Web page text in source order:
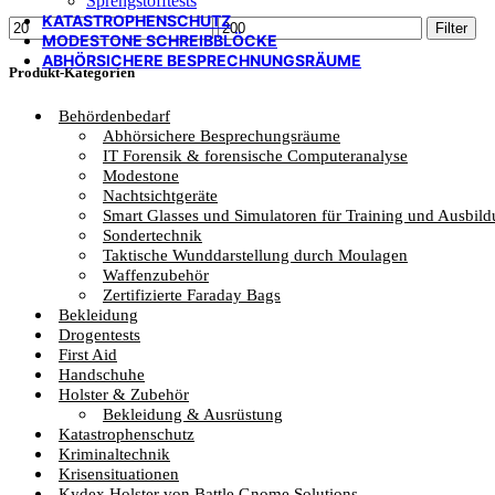
KATASTROPHENSCHUTZ
MODESTONE SCHREIBBLÖCKE
ABHÖRSICHERE BESPRECHNUNGSRÄUME
Min.
Preis
Max.
Preis
Filter
Produkt-Kategorien
Behördenbedarf
Abhörsichere Besprechungsräume
IT Forensik & forensische Computeranalyse
Modestone
Nachtsichtgeräte
Smart Glasses und Simulatoren für Training und
Sondertechnik
Taktische Wunddarstellung durch Moulagen
Waffenzubehör
Zertifizierte Faraday Bags
Bekleidung
Drogentests
First Aid
Handschuhe
Holster & Zubehör
Bekleidung & Ausrüstung
Katastrophenschutz
Kriminaltechnik
Krisensituationen